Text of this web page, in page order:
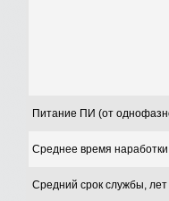
Питание ПИ (от
Среднее время наработки
Средний срок службы, лет